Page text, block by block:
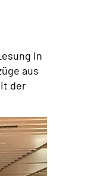
in
aus
der